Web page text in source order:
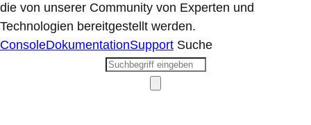
die von unserer Community von Experten und
Technologien bereitgestellt werden.
ConsoleDokumentationSupport Suche